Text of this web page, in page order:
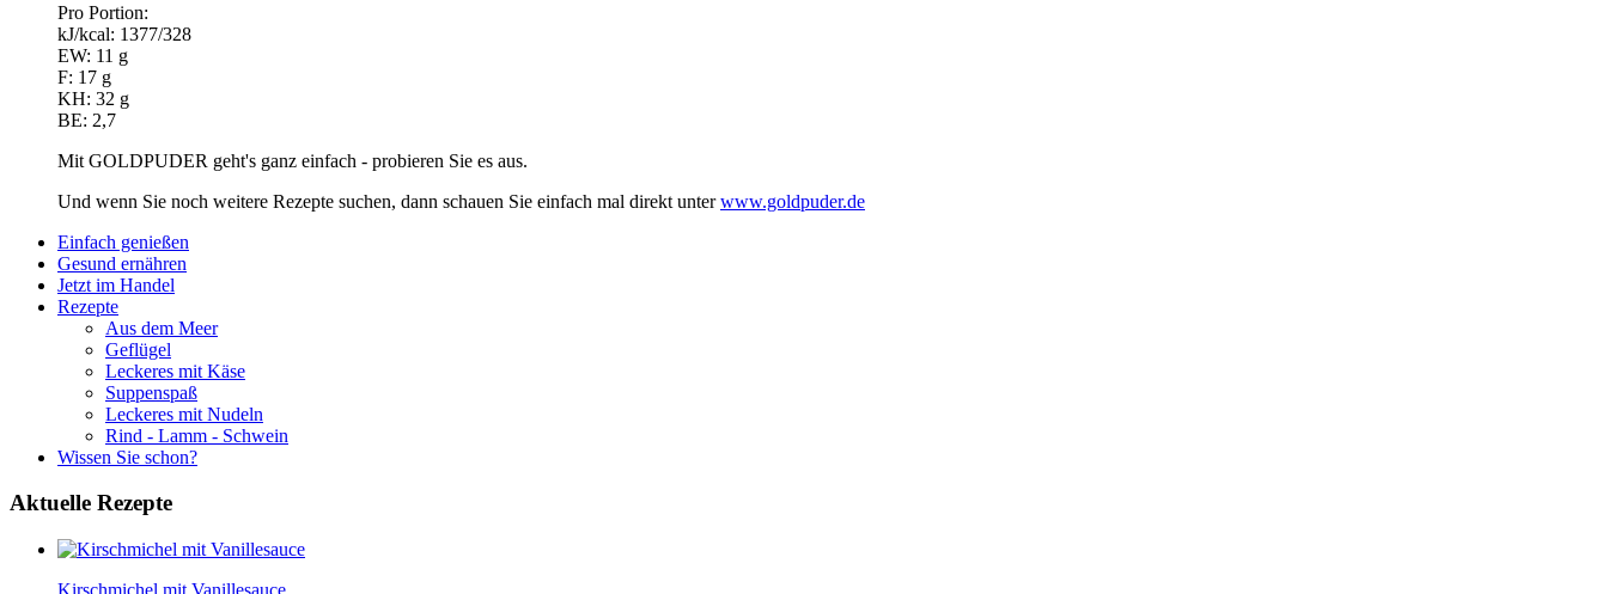
Pro Portion:
kJ/kcal: 1377/328
EW: 11 g
F: 17 g
KH: 32 g
BE: 2,7
Mit GOLDPUDER geht's ganz einfach - probieren Sie es aus.
Und wenn Sie noch weitere Rezepte suchen, dann schauen Sie einfach mal direkt unterwww.goldpuder.de
Einfach genießen
Gesund ernähren
Jetzt im Handel
Rezepte
Aus dem Meer
Geflügel
Leckeres mit Käse
Suppenspaß
Leckeres mit Nudeln
Rind - Lamm - Schwein
Wissen Sie schon?
Aktuelle Rezepte